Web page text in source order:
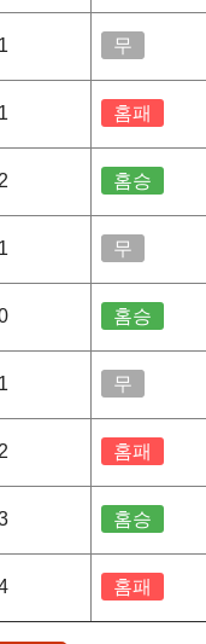
무
홈패
홈승
무
홈승
무
홈패
홈승
홈패